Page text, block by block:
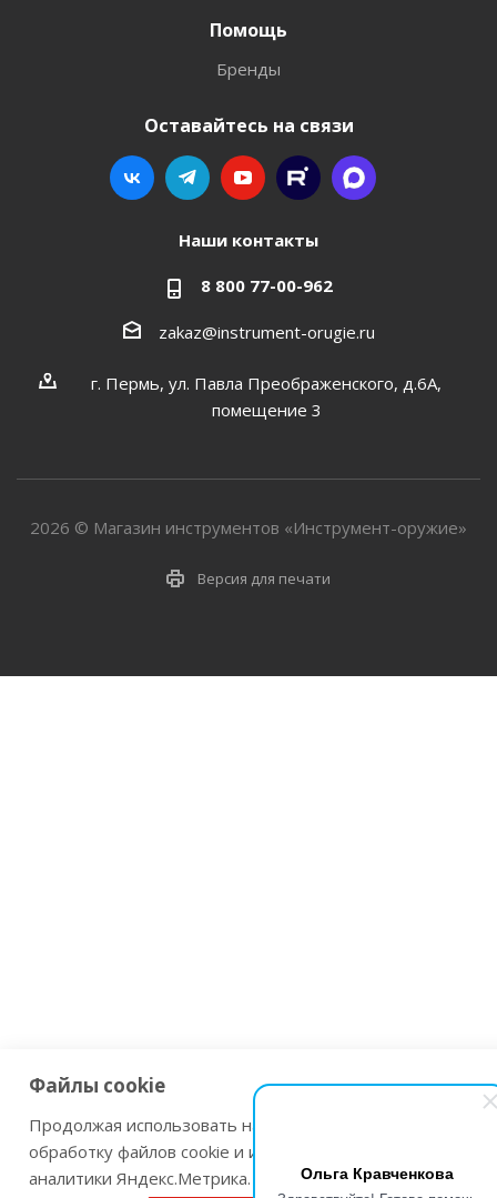
Ольга Кравченкова
Помощь
Бренды
Оставайтесь на связи
Наши контакты
8 800 77-00-962
zakaz@instrument-orugie.ru
г. Пермь, ул. Павла Преображенского, д.6А,
помещение 3
2026 © Магазин инструментов «Инструмент-оружие»
Версия для печати
Файлы cookie
Продолжая использовать наш сайт Вы даете согласие на
обработку файлов cookie и использовании сервисов веб-
аналитики Яндекс.Метрика.